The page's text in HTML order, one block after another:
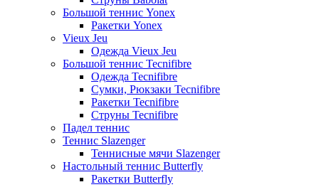
Большой теннис Yonex
Ракетки Yonex
Vieux Jeu
Одежда Vieux Jeu
Большой теннис Tecnifibre
Одежда Tecnifibre
Сумки, Рюкзаки Tecnifibre
Ракетки Tecnifibre
Струны Tecnifibre
Падел теннис
Теннис Slazenger
Теннисные мячи Slazenger
Настольный теннис Butterfly
Ракетки Butterfly